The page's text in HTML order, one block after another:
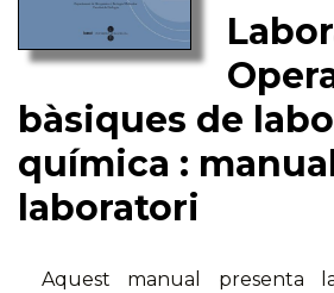
bàsiques de
química :
laboratori
Aquest manual presenta